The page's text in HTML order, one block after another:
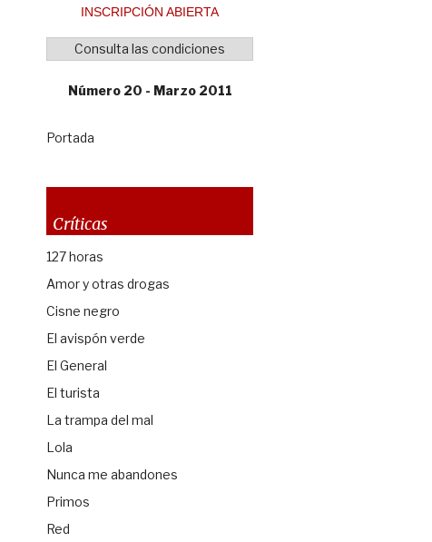
INSCRIPCIÓN ABIERTA
Consulta las condiciones
Número 20 - Marzo 2011
Portada
Críticas
127 horas
Amor y otras drogas
Cisne negro
El avispón verde
El General
El turista
La trampa del mal
Lola
Nunca me abandones
Primos
Red